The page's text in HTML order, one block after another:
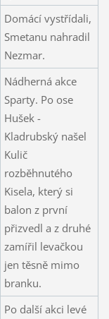
Domácí vystřídali,
Smetanu nahradil
Nezmar.
Nádherná akce
Sparty. Po ose
Hušek -
Kladrubský našel
Kulič
rozběhnutého
Kisela, který si
balon z první
přizvedl a z druhé
zamířil levačkou
jen těsně mimo
branku.
Po další akci levé